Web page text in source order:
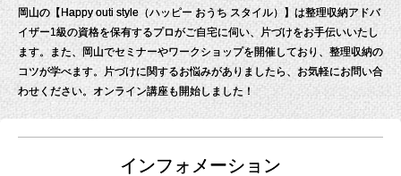
岡山の【Happy outi style（ハッピー おうち スタイル）】は整理収納アドバ
イザー1級の資格を保有するプロがご自宅に伺い、片づけをお手伝いいたし
ます。 また、岡山でセミナーやワークショップを開催しており、整理収納の
コツが学べます。 片づけに関するお悩みがありましたら、お気軽にお問い合
わせください。 オンライン講座も開始しました！
インフォメーション